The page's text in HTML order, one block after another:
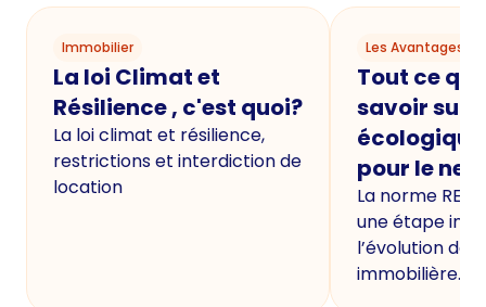
Immobilier
La loi Climat et
Résilience , c'est quoi?
La loi climat et résilience,
restrictions et interdiction de
location
Les Avantages
Tout ce
savoir sur
écologique
pour le
La norme
une étape
l’évolution de
immobilière.